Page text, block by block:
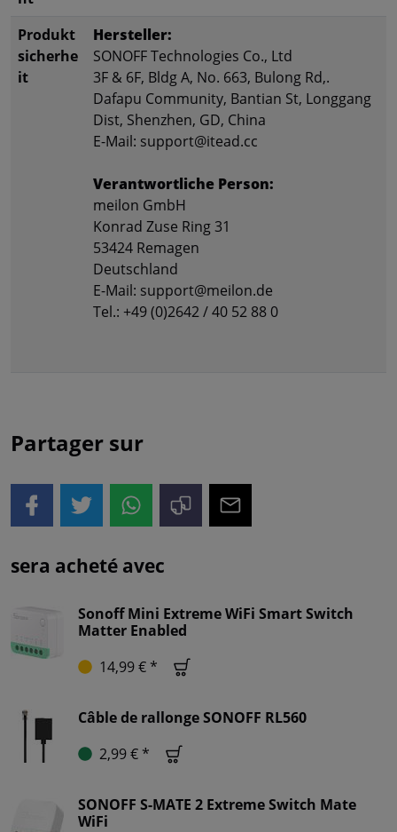
Produkt
sicherhe
it
Hersteller:
SONOFF Technologies Co., Ltd
3F & 6F, Bldg A, No. 663, Bulong Rd,.
Dafapu Community, Bantian St, Longgang
Dist, Shenzhen, GD, China
E-Mail: support@itead.cc
Verantwortliche Person:
meilon GmbH
Konrad Zuse Ring 31
53424 Remagen
Deutschland
E-Mail: support@meilon.de
Tel.: +49 (0)2642 / 40 52 88 0
Partager sur
sera acheté avec
Sonoff Mini Extreme WiFi Smart Switch
Matter Enabled
14,99 € *
Câble de rallonge SONOFF RL560
2,99 € *
SONOFF S-MATE 2 Extreme Switch Mate
WiFi